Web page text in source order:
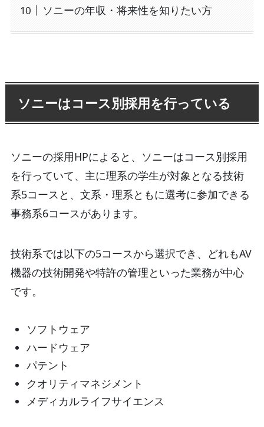
ソニーの年収・将来性を知りたい方
ソニーはコース別採用を行っている
ソニーの採用HPによると、ソニーはコース別採用
を行っていて、主に理系の学生が対象となる技術
系5コースと、文系・理系ともに選考に参加できる
事務系6コースがあります。
技術系では以下の5コースから選択でき、どれもAV
機器の技術開発や特許の管理といった業務が中心
です。
ソフトウェア
ハードウェア
パテント
クオリティマネジメント
メディカルライフサイエンス